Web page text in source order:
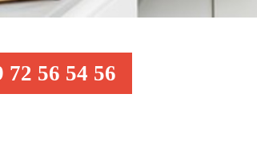
56 54 56